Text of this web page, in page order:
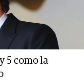
5 como la